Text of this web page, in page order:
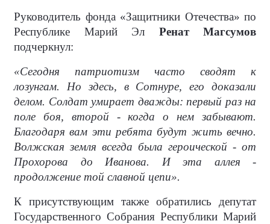
Руководитель фонда «Защитники Отечества» по
Республике Марий Эл Ренат Магсумов
подчеркнул:
«Сегодня патриотизм часто сводят к
лозунгам. Но здесь, в Сотнуре, его доказали
делом. Солдат умирает дважды: первый раз на
поле боя, второй - когда о нем забывают.
Благодаря вам эти ребята будут жить вечно.
Волжская земля всегда была героической - от
Прохорова до Иванова. И эта аллея -
продолжение той славной цепи».
К присутствующим также обратились депутат
Государственного Собрания Республики Марий